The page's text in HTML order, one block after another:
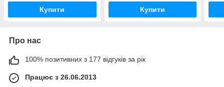
Купити Купити
Про нас
100% позитивних з 177 відгуків за рік
Працює з 26.06.2013